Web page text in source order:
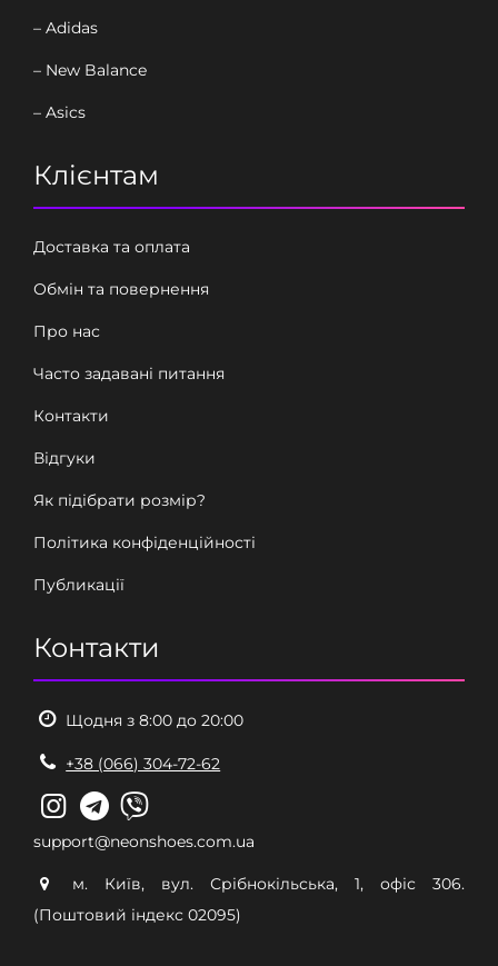
– Adidas
– New Balance
– Asics
Клієнтам
Доставка та оплата
Обмін та повернення
Про нас
Часто задавані питання
Контакти
Відгуки
Як підібрати розмір?
Політика конфіденційності
Публикації
Контакти
Щодня з 8:00 до 20:00
+38 (066) 304-72-62
support@neonshoes.com.ua
м. Київ, вул. Срібнокільська, 1, офіс 306.
(Поштовий індекс 02095)